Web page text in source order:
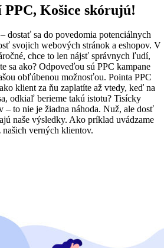
Košice skórujú!
dostať sa do povedomia potenciálnych
svojich webových stránok a eshopov. V
chce to len nájsť správnych ľudí,
sa ako? Odpoveďou sú PPC kampane
obľúbenou možnosťou. Pointa PPC
klient za ňu zaplatíte až vtedy, keď na
odkiaľ berieme takú istotu? Tisícky
to nie je žiadna náhoda. Nuž, ale dosť
naše výsledky. Ako príklad uvádzame
verných klientov.